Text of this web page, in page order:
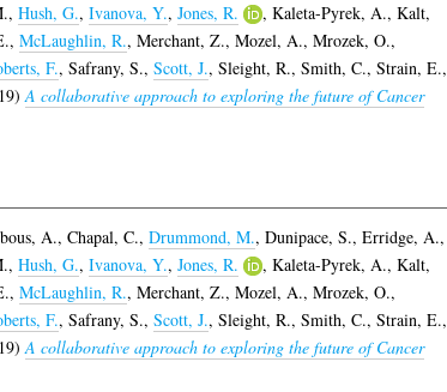
, Hush, G., Ivanova, Y., Jones, R. , Kaleta-Pyrek, A., Kalt,
, McLaughlin, R., Merchant, Z., Mozel, A., Mrozek, O.,
F., Safrany, S., Scott, J., Sleight, R., Smith, C., Strain, E.,
A collaborative approach to exploring the future of Cancer
A., Chapal, C., Drummond, M., Dunipace, S., Erridge, A.,
, Hush, G., Ivanova, Y., Jones, R. , Kaleta-Pyrek, A., Kalt,
, McLaughlin, R., Merchant, Z., Mozel, A., Mrozek, O.,
F., Safrany, S., Scott, J., Sleight, R., Smith, C., Strain, E.,
A collaborative approach to exploring the future of Cancer